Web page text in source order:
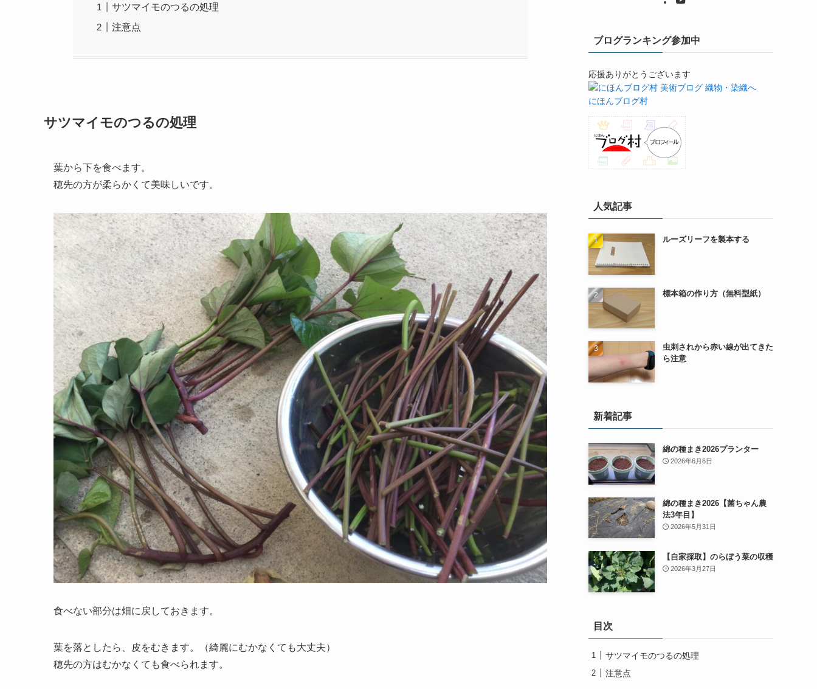
サツマイモのつるの処理
注意点
サツマイモのつるの処理
葉から下を食べます。
穂先の方が柔らかくて美味しいです。
食べない部分は畑に戻しておきます。
葉を落としたら、皮をむきます。（綺麗にむかなくても大丈夫）
穂先の方はむかなくても食べられます。
ブログランキング参加中
応援ありがとうございます
にほんブログ村
人気記事
ルーズリーフを製本する
標本箱の作り方（無料型紙）
虫刺されから赤い線が出てきた
ら注意
新着記事
綿の種まき2026プランター
2026年6月6日
綿の種まき2026【菌ちゃん農
法3年目】
2026年5月31日
【自家採取】のらぼう菜の収穫
2026年3月27日
目次
サツマイモのつるの処理
注意点